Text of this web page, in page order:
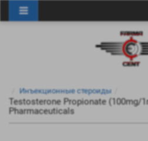
Инъекционные стероиды
Testosterone Propionate (100mg/
Pharmaceuticals